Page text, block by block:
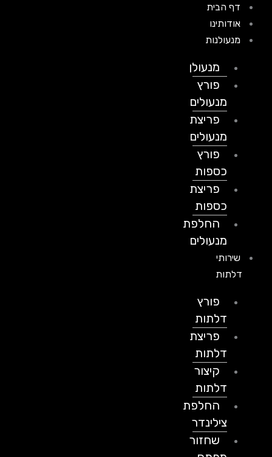
דף הבית
אודותינו
מנעולנות
מנעולן
פורץ
מנעולים
פריצת
מנעולים
פורץ
כספות
פריצת
כספות
החלפת
מנעולים
שירותי
דלתות
פורץ
דלתות
פריצת
דלתות
קיצור
דלתות
החלפת
צילינדר
שחזור